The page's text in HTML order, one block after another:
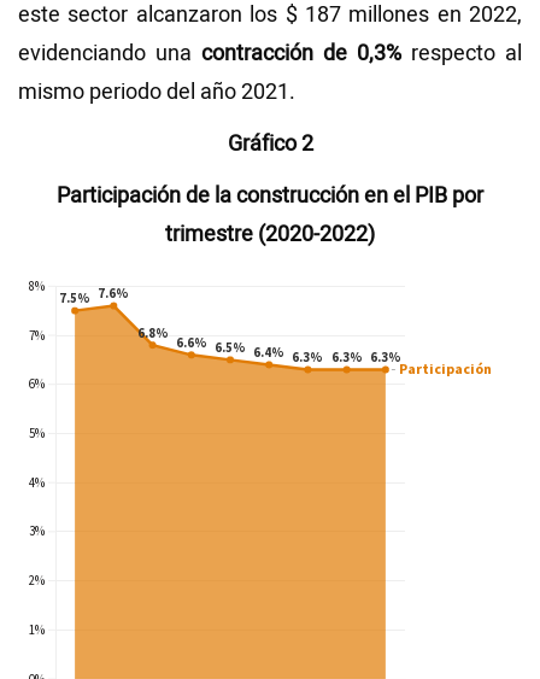
este sector alcanzaron los $ 187 millones en 2022,
evidenciando una contracción de 0,3%respecto al
mismo periodo del año 2021.
Gráfico 2
Participación de la construcción en el PIB por
trimestre (2020-2022)